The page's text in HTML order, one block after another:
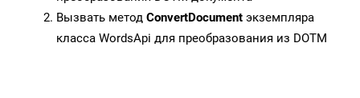
Вызвать метод ConvertDocument экземпляра
класса WordsApi для преобразования из DOTM